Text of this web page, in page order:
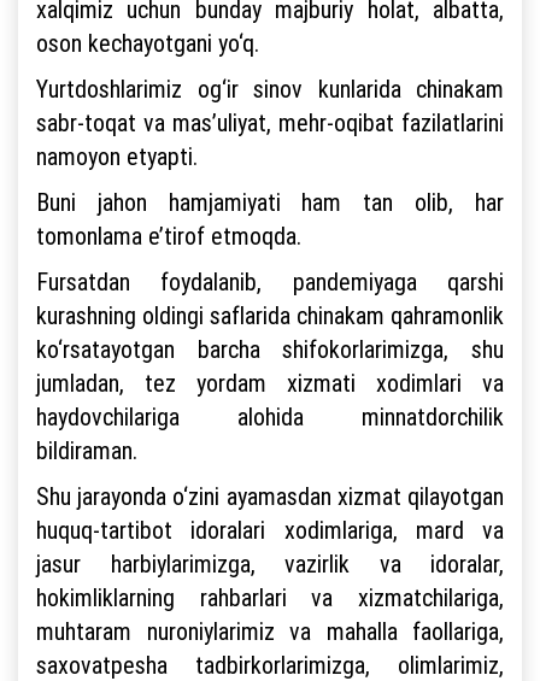
xalqimiz uchun bunday majburiy holat, albatta,
oson kechayotgani yo‘q.
Yurtdoshlarimiz og‘ir sinov kunlarida chinakam
sabr-toqat va mas’uliyat, mehr-oqibat fazilatlarini
namoyon etyapti.
Buni jahon hamjamiyati ham tan olib, har
tomonlama e’tirof etmoqda.
Fursatdan foydalanib, pandemiyaga qarshi
kurashning oldingi saflarida chinakam qahramonlik
ko‘rsatayotgan barcha shifokorlarimizga, shu
jumladan, tez yordam xizmati xodimlari va
haydovchilariga alohida minnatdorchilik
bildiraman.
Shu jarayonda o‘zini ayamasdan xizmat qilayotgan
huquq-tartibot idoralari xodimlariga, mard va
jasur harbiylarimizga, vazirlik va idoralar,
hokimliklarning rahbarlari va xizmatchilariga,
muhtaram nuroniylarimiz va mahalla faollariga,
saxovatpesha tadbirkorlarimizga, olimlarimiz,